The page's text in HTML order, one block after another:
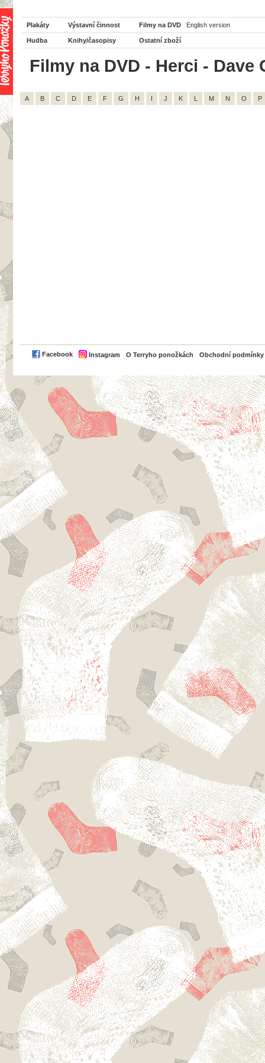
Plakáty Výstavní činnost Filmy na DVD English version
Hudba Knihy/časopisy Ostatní zboží
Filmy na DVD - Herci - Dave
A B C D E F G H I J K L M N O P
Facebook Instagram O Terryho ponožkách Obchodní podmínky
PayPal